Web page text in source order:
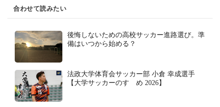
合わせて読みたい
後悔しないための高校サッカー進路選び。準
備はいつから始める？
法政大学体育会サッカー部 小倉 幸成選手
【大学サッカーのすゝめ 2026】